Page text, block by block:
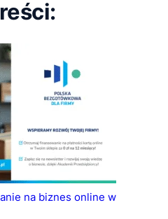
na biznes online w